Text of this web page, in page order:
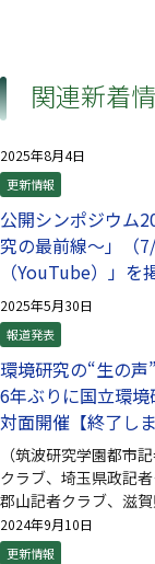
関連新着
2025年8月4日
更新情報
公開シンポジウム
究の最前線～」（
（YouTube）」を
2025年5月30日
報道発表
環境研究の“生の
6年ぶりに国立環
対面開催【終了しま
（筑波研究学園都市
クラブ、埼玉県政記
郡山記者クラブ、滋賀
2024年9月10日
更新情報